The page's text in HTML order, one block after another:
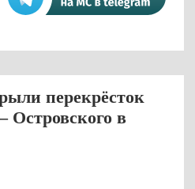
перекрёсток
Островского в